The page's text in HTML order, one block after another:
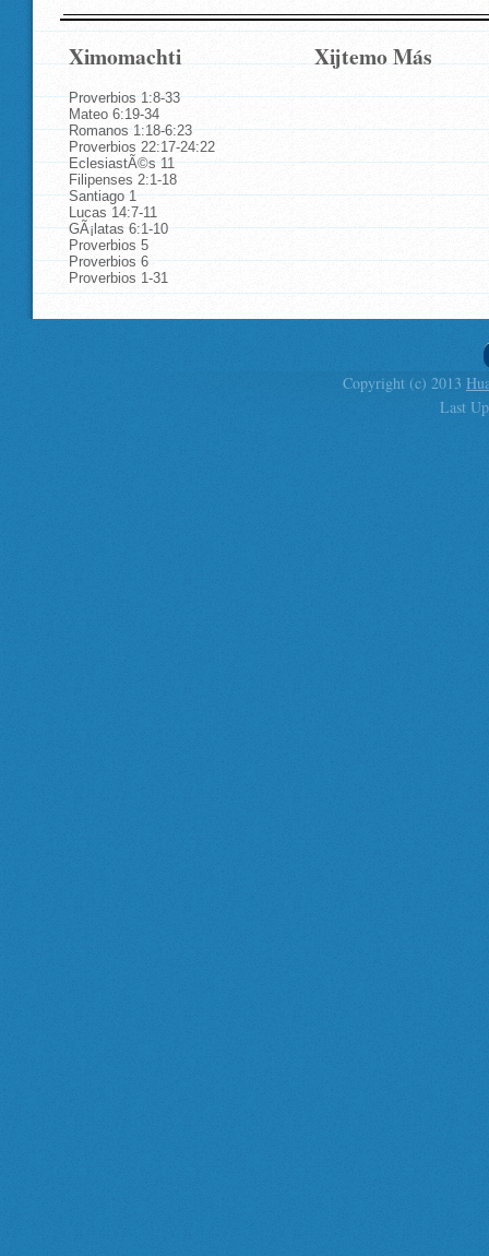
Ximomachti Xijtemo Más
Proverbios 1:8-33
Mateo 6:19-34
Romanos 1:18-6:23
Proverbios 22:17-24:22
EclesiastÃ©s 11
Filipenses 2:1-18
Santiago 1
Lucas 14:7-11
GÃ¡latas 6:1-10
Proverbios 5
Proverbios 6
Proverbios 1-31
Copyright (c) 2013
Last